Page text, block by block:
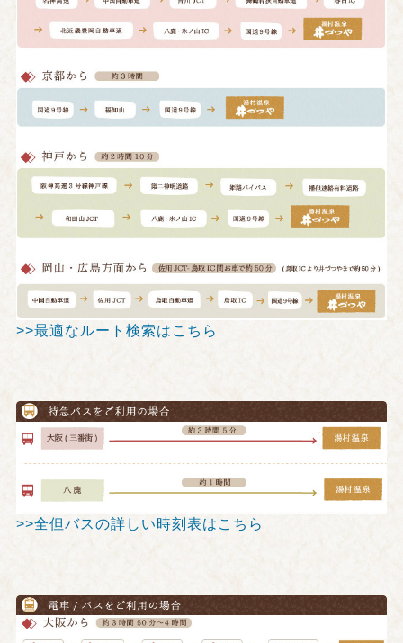
>>最適なルート検索はこちら
>>全但バスの詳しい時刻表はこちら